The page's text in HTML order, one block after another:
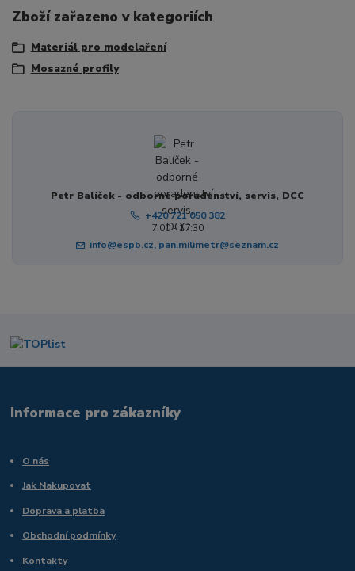
Zboží zařazeno v kategoriích
Materiál pro modelaření
Mosazné profily
Petr Balíček - odborné poradenství, servis, DCC
+420 721 050 382
7:00 - 17:30
info@espb.cz, pan.milimetr@seznam.cz
Informace pro zákazníky
O nás
Jak Nakupovat
Doprava a platba
Obchodní podmínky
Kontakty